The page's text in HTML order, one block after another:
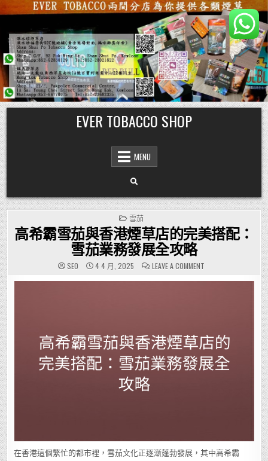
Skip
to
content
EVER TOBACCO SHOP
MENU
POSTED
IN
雪茄
高希霸雪茄與香港煙草店的完美搭配：
雪茄業務發展全攻略
SEO 4 4 月, 2025 LEAVE A COMMENTON
高
希
草
店
的
完
美
搭
略
在香港這個繁忙的都市裡，雪茄文化正逐漸蓬勃發展，其中高希霸